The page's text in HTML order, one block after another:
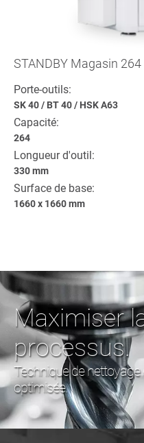
STANDBY Magasin 264
Porte-outils:
SK 40/ BT 40/ HSK A63
Capacité:
264
Longueur d'outil:
330 mm
Surface de base:
1660 x 1660 mm
Maximiser
processus.
Technique de
optimisée.